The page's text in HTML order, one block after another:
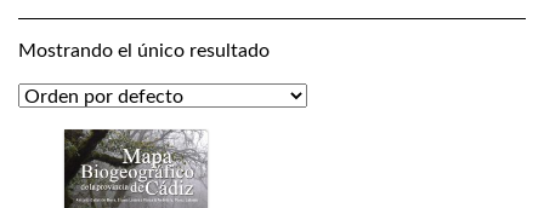
Mostrando el único resultado